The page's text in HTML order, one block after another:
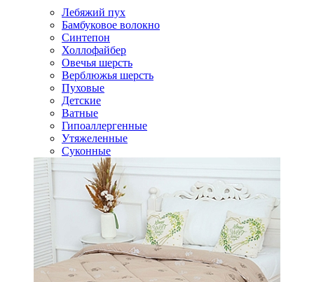
Лебяжий пух
Бамбуковое волокно
Синтепон
Холлофайбер
Овечья шерсть
Верблюжья шерсть
Пуховые
Детские
Ватные
Гипоаллергенные
Утяжеленные
Суконные